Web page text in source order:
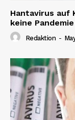
Hantavirus auf
keine Pandemie
Redaktion -